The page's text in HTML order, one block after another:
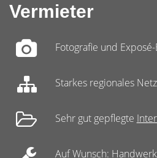
Vermieter
Fotografie und
Starkes regionales
Sehr gut gepflegte
Auf Wunsch: